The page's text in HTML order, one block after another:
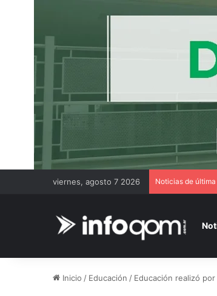
viernes, agosto 7 2026 Noticias de última
Inicio / Educación / Educación realizó